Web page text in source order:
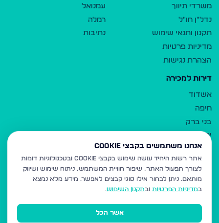
משרדי תיווך
נדל"ן חו"ל
תקנון ותנאי שימוש
מדיניות פרטיות
הצהרת נגישות
עמנואל
רמלה
נתיבות
דירות למכירה
אשדוד
חיפה
בני ברק
ירושלים
אלעד
גבעת זאב
בית שמש
רכסים
מודיעין עילית
אנחנו משתמשים בקבצי Cookie
אתר רשות היחיד עושה שימוש בקבצי Cookie ובטכנולוגיות דומות
לצורך תפעול האתר, שיפור חוויית המשתמש, ניתוח שימוש ושיווק
מותאם. ניתן לבחור אילו סוגי קבצים לאפשר. מידע מלא נמצא
במדיניות הפרטיות ובתקנון השימוש.
אשר הכל